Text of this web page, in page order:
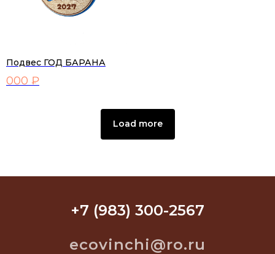
Подвес ГОД БАРАНА
000 ₽
Load more
+7 (983) 300-2567
ecovinchi@ro.ru